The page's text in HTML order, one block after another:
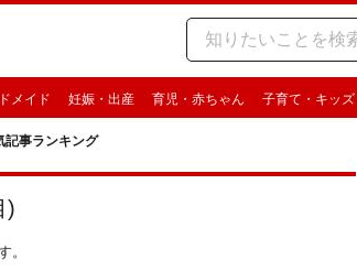
メイド 妊娠・出産 育児・赤ちゃん 子育て・キッズ
記事ランキング
)
。